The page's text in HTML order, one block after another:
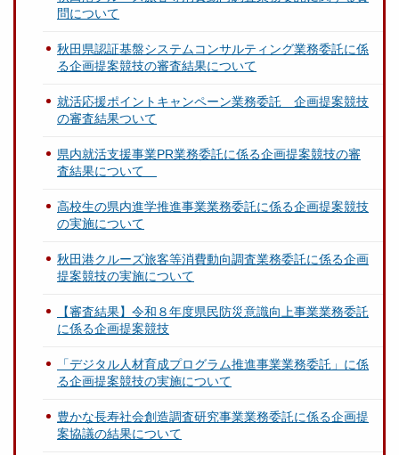
問について
秋田県認証基盤システムコンサルティング業務委託に係
る企画提案競技の審査結果について
就活応援ポイントキャンペーン業務委託 企画提案競技
の審査結果ついて
県内就活支援事業PR業務委託に係る企画提案競技の審
査結果について
高校生の県内進学推進事業業務委託に係る企画提案競技
の実施について
秋田港クルーズ旅客等消費動向調査業務委託に係る企画
提案競技の実施について
【審査結果】令和８年度県民防災意識向上事業業務委託
に係る企画提案競技
「デジタル人材育成プログラム推進事業業務委託」に係
る企画提案競技の実施について
豊かな長寿社会創造調査研究事業業務委託に係る企画提
案協議の結果について